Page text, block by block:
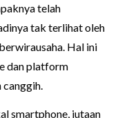
telah
tak terlihat oleh
Hal ini
dan platform
canggih.
smartphone, jutaan